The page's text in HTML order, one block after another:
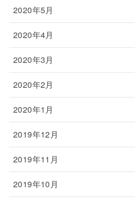
2020年5月
2020年4月
2020年3月
2020年2月
2020年1月
2019年12月
2019年11月
2019年10月